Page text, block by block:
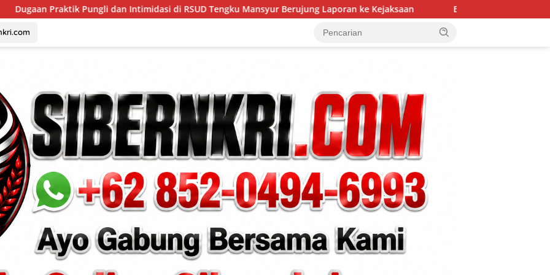
dan Intimidasi di RSUD Tengku Mansyur Berujung Laporan ke Kejaksaan Bahu Membahu Demi Desa Sehat, Satgas